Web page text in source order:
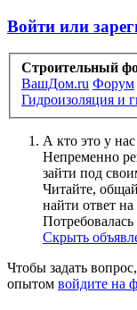
Войти или
Строительный
ВашДом.ru Форум
Гидроизоляция и
А кто это у нас
Непременно
зайти под
Читайте,
найти ответ
Скрыть
Чтобы задать
опытом войдите на